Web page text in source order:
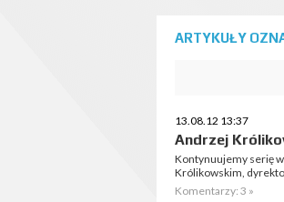
ARTYKUŁY
13.08.12 13:37
Andrzej
Kontynuujemy serię
Królikowskim,
Komentarzy: 3 »